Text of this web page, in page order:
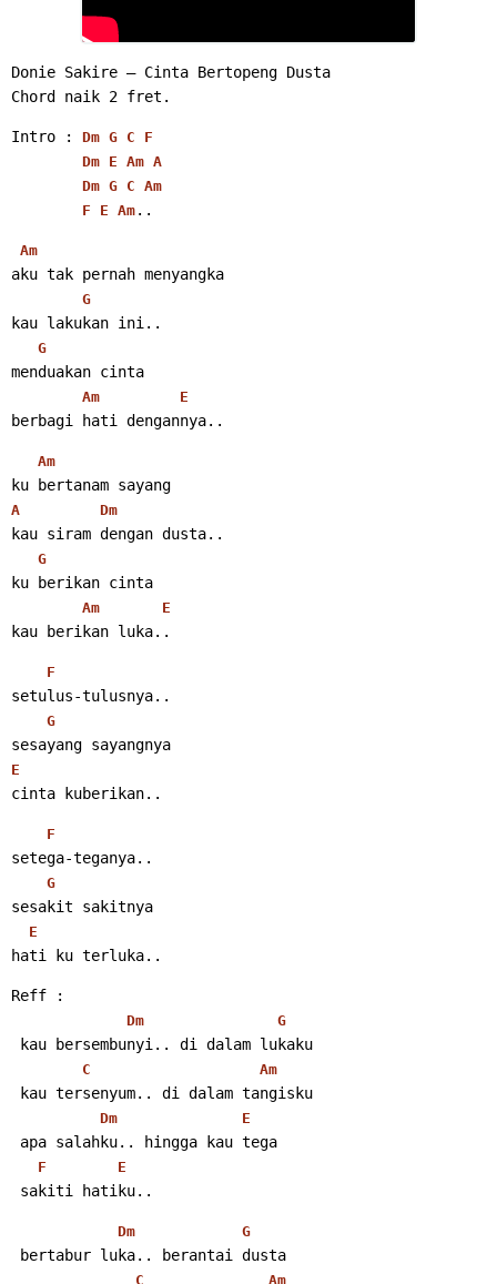
Donie Sakire – Cinta Bertopeng Dusta
Chord naik 2 fret.
Intro : Dm G C
F
Dm E Am A
Dm G C Am
F
E Am ..
Am
aku tak pernah menyangka
G
kau lakukan ini..
G
menduakan cinta
Am E
berbagi hati dengannya..
Am
ku bertanam sayang
A Dm
kau siram dengan dusta..
G
ku berikan cinta
Am E
kau berikan luka..
F
setulus-tulusnya..
G
sesayang sayangnya
E
cinta kuberikan..
F
setega-teganya..
G
sesakit sakitnya
E
hati ku terluka..
Reff :
Dm G
kau bersembunyi.. di dalam lukaku
C Am
kau tersenyum.. di dalam tangisku
Dm E
apa salahku.. hingga kau tega
F E
sakiti hatiku..
Dm G
bertabur luka.. berantai dusta
C Am